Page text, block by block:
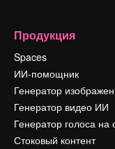
Продукция
Spaces
ИИ-помощник
Генератор
Генератор видео ИИ
Генератор голоса
Стоковый контент